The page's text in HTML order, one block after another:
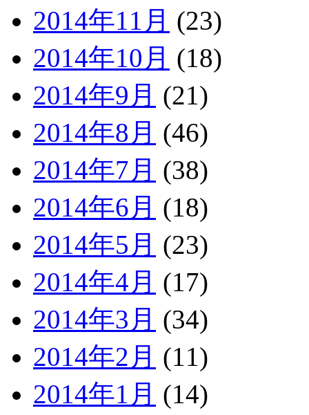
2014年11月 (23)
2014年10月 (18)
2014年9月 (21)
2014年8月 (46)
2014年7月 (38)
2014年6月 (18)
2014年5月 (23)
2014年4月 (17)
2014年3月 (34)
2014年2月 (11)
2014年1月 (14)